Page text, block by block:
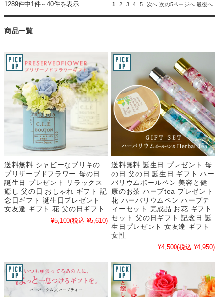
1289件中1件～40件を表示 1 2 3 4 5 次へ 次の5ページへ 最後へ
商品一覧
送料無料 シャビーなブリキの
プリザーブドフラワー 母の日
誕生日 プレゼント リラックス
癒し 父の日 おしゃれ ギフト 記
念日ギフト 誕生日プレゼント
女友達 ギフト 花 父の日ギフト
¥5,100(税込 ¥5,610)
送料無料 誕生日 プレゼント 母
の日 父の日 誕生日 ギフト ハー
バリウムボールペン 美容と健
康のお茶 ハーブtea プレゼント
花 ハーバリウムペン ハーブテ
ィーセット 完成品 お花 ギフト
セット 父の日ギフト 記念日 誕
生日プレゼント 女友達 ギフト
女性
¥4,500(税込 ¥4,950)